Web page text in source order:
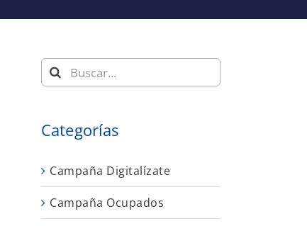
Buscar:
Categorías
Campaña Digitalízate
Campaña Ocupados